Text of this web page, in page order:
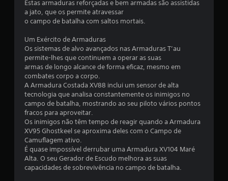
a
s
s
i
Estas armaduras reforçadas e bem armadas são assistidas
a jato, que os permite atravessar
o campo de batalha com saltos mortais.
Um Exército de Armaduras
Os sistemas de alvo avançados nas Armaduras T’au
permite-lhes que continuem a operar as suas
armas de longo alcance de forma eficaz, mesmo em
combates corpo a corpo.
A Armadura Costada XV88 inclui um sensor de alta
tecnologia que analisa constantemente os inimigos no
campo de batalha, mostrando ao seu piloto vários pontos
fracos para aproveitar.
Os inimigos não têm tempo de reagir quando a Armadura
XV95 Ghostkeel se aproxima deles com o Campo de
Camuflagem ativo.
É quase impossível derrubar uma Armadura XV104 Maré
Alta. O seu Gerador de Escudo melhora as suas
capacidades de sobrevivência no campo de batalha.